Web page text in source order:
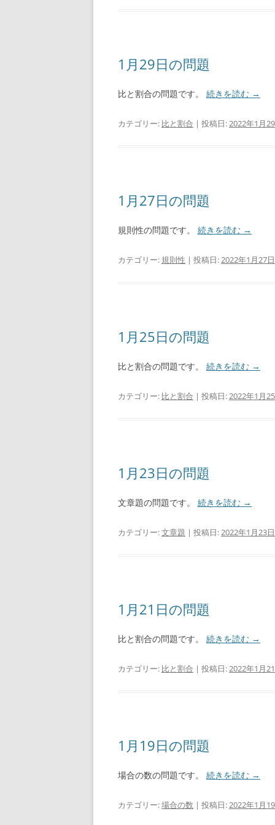
1月29日の問題
比と割合の問題です。 続きを読む →
カテゴリー: 比と割合 | 投稿日:2022年1月
1月27日の問題
規則性の問題です。 続きを読む →
カテゴリー: 規則性 | 投稿日:2022年1月27日
1月25日の問題
比と割合の問題です。 続きを読む →
カテゴリー: 比と割合 | 投稿日:2022年1月
1月23日の問題
文章題の問題です。 続きを読む →
カテゴリー:文章題 | 投稿日:2022年1月23日
1月21日の問題
比と割合の問題です。 続きを読む →
カテゴリー: 比と割合 | 投稿日:2022年1月
1月19日の問題
場合の数の問題です。 続きを読む →
カテゴリー:場合の数 | 投稿日:2022年1月